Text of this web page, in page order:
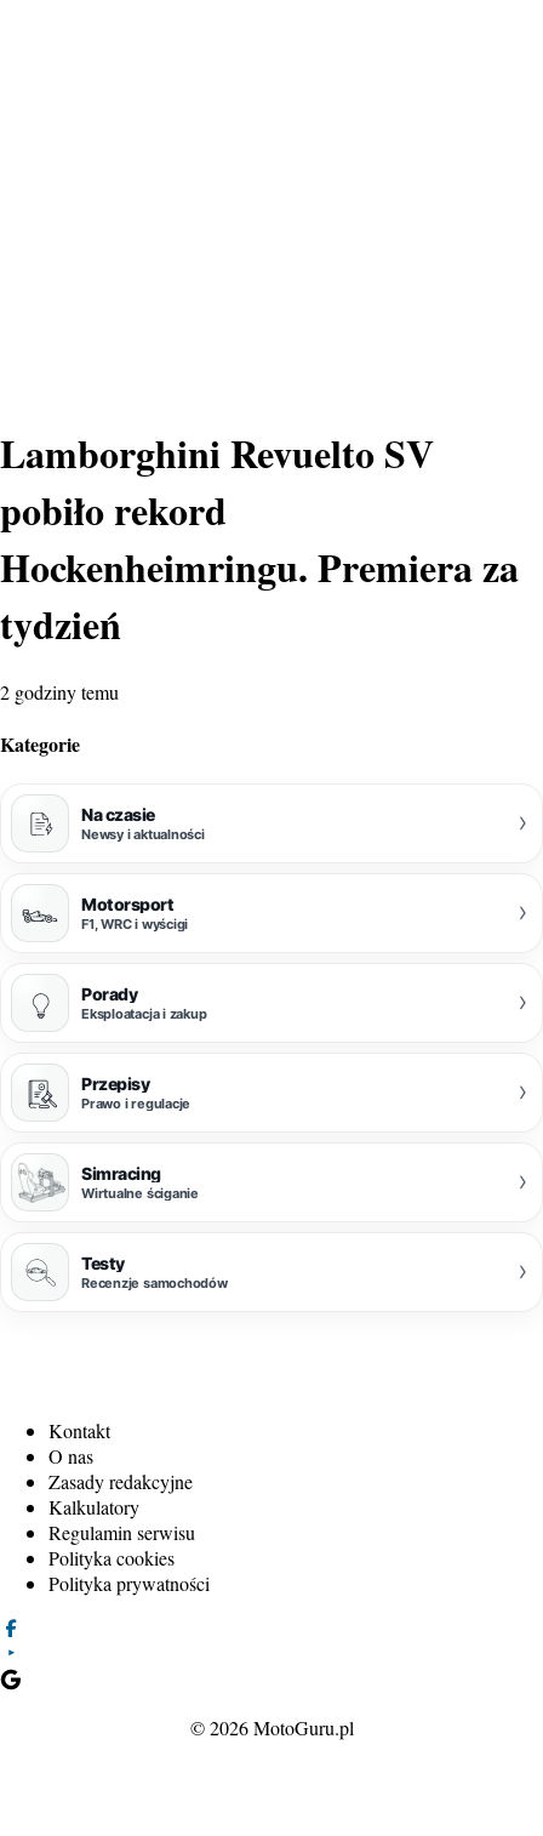
Lamborghini Revuelto SV
pobiło rekord
Hockenheimringu. Premiera za
tydzień
2 godziny temu
Kategorie
Na czasie
Newsy i aktualności ›
Motorsport
F1, WRC i wyścigi ›
Porady
Eksploatacja i zakup ›
Przepisy
Prawo i regulacje ›
Simracing
Wirtualne ściganie ›
Testy
Recenzje samochodów ›
Kontakt
O nas
Zasady redakcyjne
Kalkulatory
Regulamin serwisu
Polityka cookies
Polityka prywatności
© 2026 MotoGuru.pl